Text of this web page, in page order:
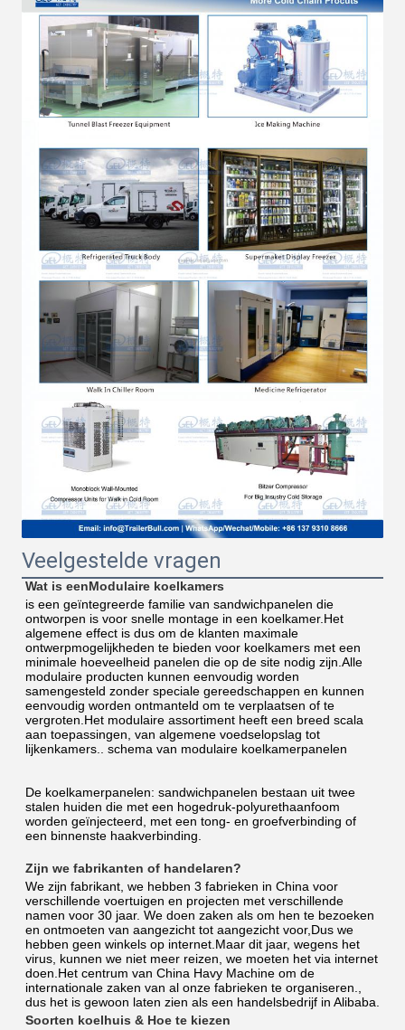
Veelgestelde vragen
Wat is eenModulaire koelkamers
is een geïntegreerde familie van sandwichpanelen die
ontworpen is voor snelle montage in een koelkamer.Het
algemene effect is dus om de klanten maximale
ontwerpmogelijkheden te bieden voor koelkamers met een
minimale hoeveelheid panelen die op de site nodig zijn.Alle
modulaire producten kunnen eenvoudig worden
samengesteld zonder speciale gereedschappen en kunnen
eenvoudig worden ontmanteld om te verplaatsen of te
vergroten.Het modulaire assortiment heeft een breed scala
aan toepassingen, van algemene voedselopslag tot
lijkenkamers.. schema van modulaire koelkamerpanelen
De koelkamerpanelen: sandwichpanelen bestaan uit twee
stalen huiden die met een hogedruk-polyurethaanfoom
worden geïnjecteerd, met een tong- en groefverbinding of
een binnenste haakverbinding.
Zijn we fabrikanten of handelaren?
We zijn fabrikant, we hebben 3 fabrieken in China voor
verschillende voertuigen en projecten met verschillende
namen voor 30 jaar. We doen zaken als om hen te bezoeken
en ontmoeten van aangezicht tot aangezicht voor,Dus we
hebben geen winkels op internet.Maar dit jaar, wegens het
virus, kunnen we niet meer reizen, we moeten het via internet
doen.Het centrum van China Havy Machine om de
internationale zaken van al onze fabrieken te organiseren.,
dus het is gewoon laten zien als een handelsbedrijf in Alibaba.
Soorten koelhuis & Hoe te kiezen